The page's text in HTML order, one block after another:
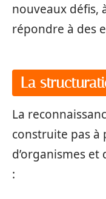
nouveaux défis,
répondre à des
La
La
construite pas à
d’organismes
: